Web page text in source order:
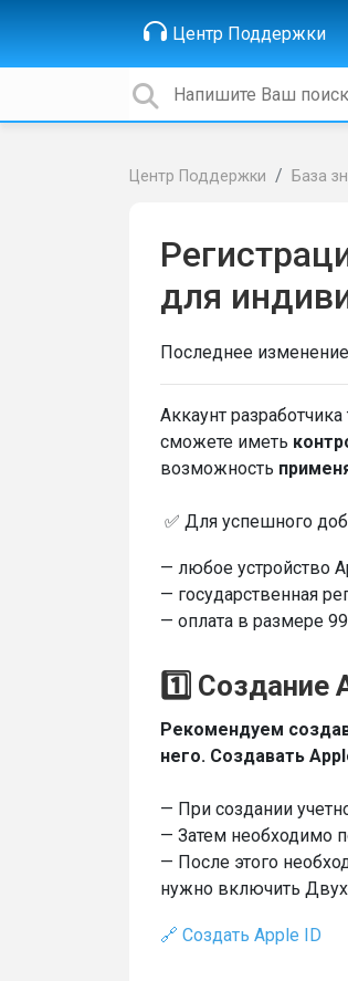
Центр Поддержки
Центр Поддержки База
для
Последнее
Аккаунт
сможете иметь
возможность
✅ Для успешного
— любое устройство
— государственная
— оплата в размере
1️⃣ Создание
Рекомендуем
него. Создавать
— При создании
— Затем необходимо
— После этого
нужно включить
🔗 Создать Apple ID